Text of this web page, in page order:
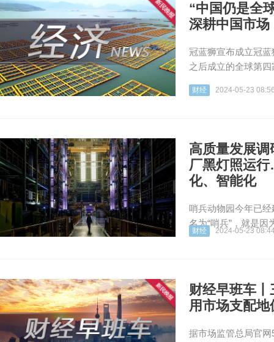
“中国仍是全
深耕中国市场
冠蓝狮宣布成立冠
之后成立的全球第
财经 2024-05-23
高质量发展
厂黑灯照运
化、智能化
哨兵动物园今年已
名为“哨兵”，就是
财经 2024-05-23
财经早班车
用市场支配地
据市场监管总局官